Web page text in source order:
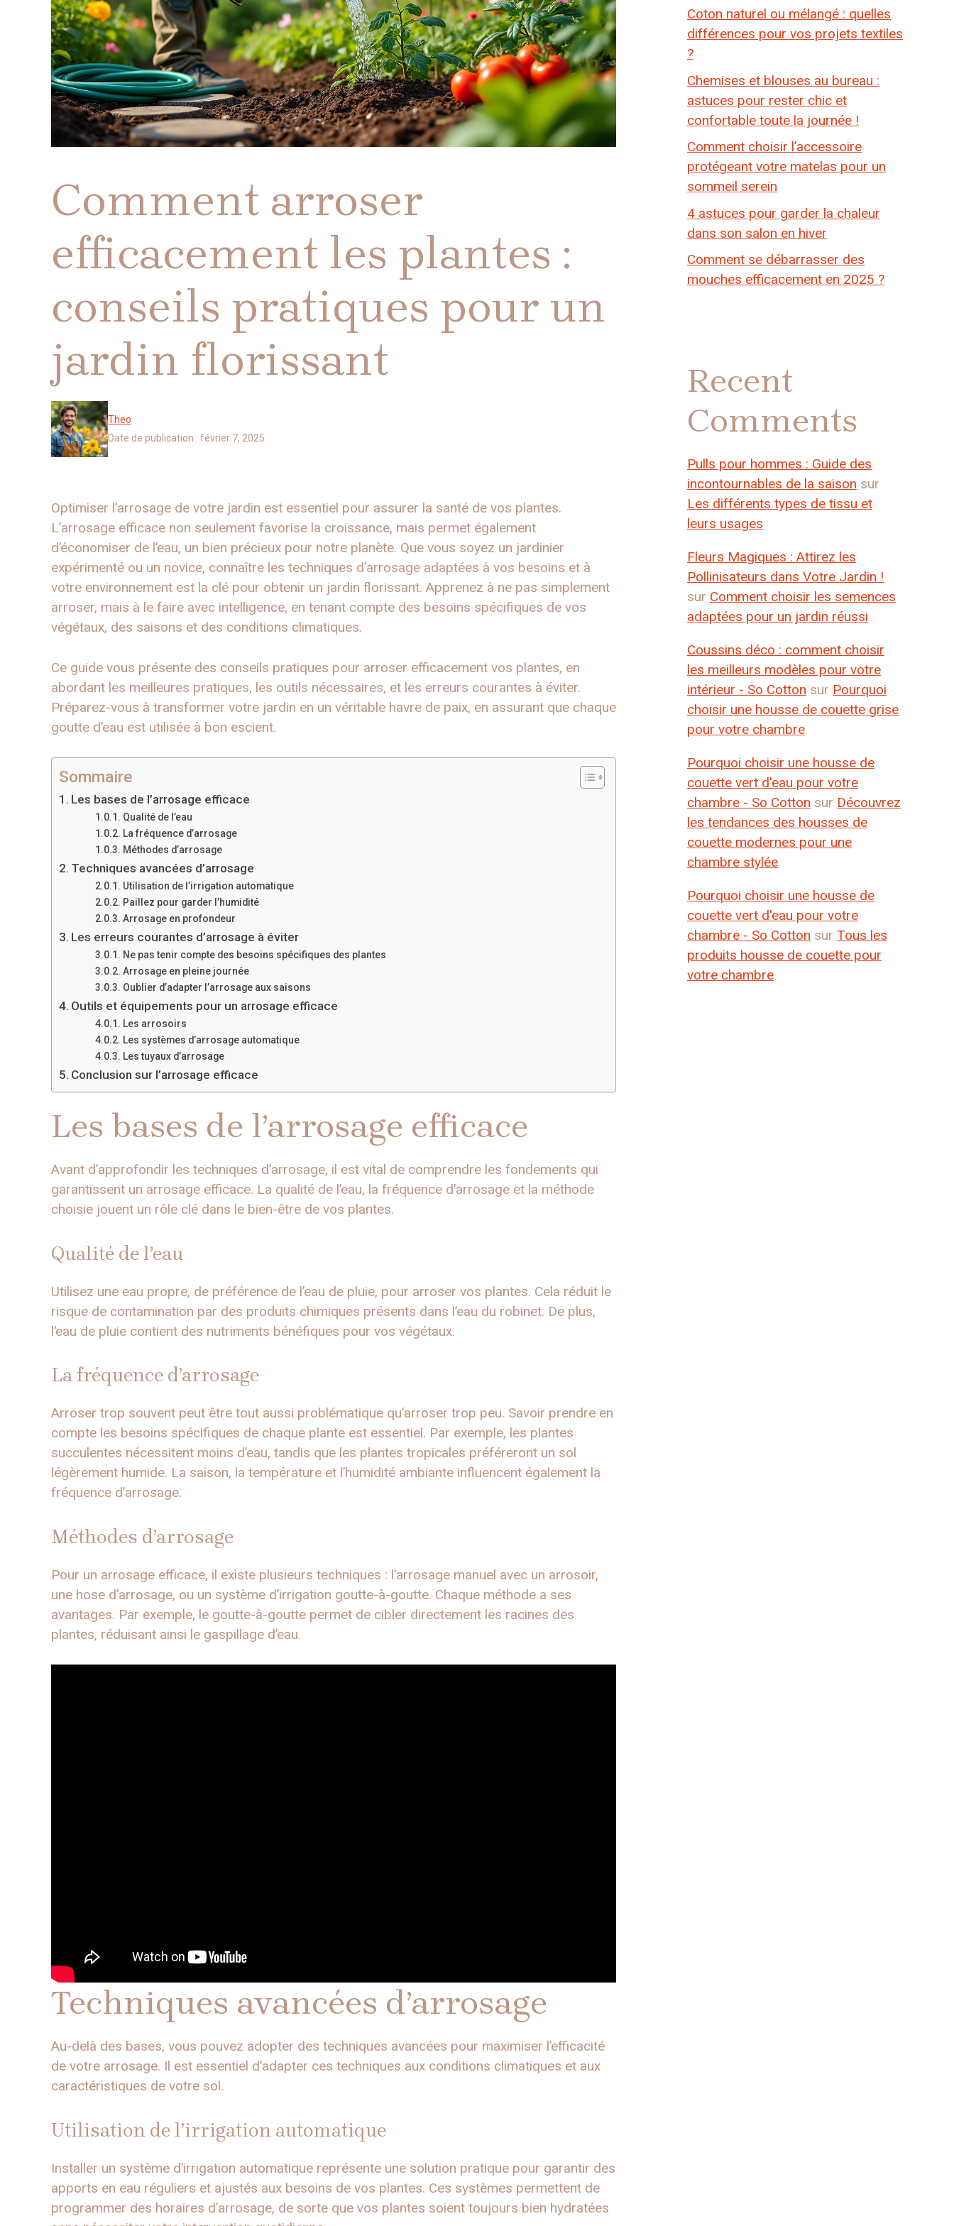
Comment arroser
efficacement les plantes :
conseils pratiques pour un
jardin florissant
Theo
Date de publication : février 7, 2025
Optimiser l’arrosage de votre jardin est essentiel pour assurer la santé de vos plantes.
L’arrosage efficace non seulement favorise la croissance, mais permet également
d’économiser de l’eau, un bien précieux pour notre planète. Que vous soyez un jardinier
expérimenté ou un novice, connaître les techniques d’arrosage adaptées à vos besoins et à
votre environnement est la clé pour obtenir un jardin florissant. Apprenez à ne pas simplement
arroser, mais à le faire avec intelligence, en tenant compte des besoins spécifiques de vos
végétaux, des saisons et des conditions climatiques.
Ce guide vous présente des conseils pratiques pour arroser efficacement vos plantes, en
abordant les meilleures pratiques, les outils nécessaires, et les erreurs courantes à éviter.
Préparez-vous à transformer votre jardin en un véritable havre de paix, en assurant que chaque
goutte d’eau est utilisée à bon escient.
Sommaire
Les bases de l’arrosage efficace
Qualité de l’eau
La fréquence d’arrosage
Méthodes d’arrosage
Techniques avancées d’arrosage
Utilisation de l’irrigation automatique
Paillez pour garder l’humidité
Arrosage en profondeur
Les erreurs courantes d’arrosage à éviter
Ne pas tenir compte des besoins spécifiques des plantes
Arrosage en pleine journée
Oublier d’adapter l’arrosage aux saisons
Outils et équipements pour un arrosage efficace
Les arrosoirs
Les systèmes d’arrosage automatique
Les tuyaux d’arrosage
Conclusion sur l’arrosage efficace
Les bases de l’arrosage efficace
Avant d’approfondir les techniques d’arrosage, il est vital de comprendre les fondements qui
garantissent un arrosage efficace. La qualité de l’eau, la fréquence d’arrosage et la méthode
choisie jouent un rôle clé dans le bien-être de vos plantes.
Qualité de l’eau
Utilisez une eau propre, de préférence de l’eau de pluie, pour arroser vos plantes. Cela réduit le
risque de contamination par des produits chimiques présents dans l’eau du robinet. De plus,
l’eau de pluie contient des nutriments bénéfiques pour vos végétaux.
La fréquence d’arrosage
Arroser trop souvent peut être tout aussi problématique qu’arroser trop peu. Savoir prendre en
compte les besoins spécifiques de chaque plante est essentiel. Par exemple, les plantes
succulentes nécessitent moins d’eau, tandis que les plantes tropicales préféreront un sol
légèrement humide. La saison, la température et l’humidité ambiante influencent également la
fréquence d’arrosage.
Méthodes d’arrosage
Pour un arrosage efficace, il existe plusieurs techniques : l’arrosage manuel avec un arrosoir,
une hose d’arrosage, ou un système d’irrigation goutte-à-goutte. Chaque méthode a ses
avantages. Par exemple, le goutte-à-goutte permet de cibler directement les racines des
plantes, réduisant ainsi le gaspillage d’eau.
Techniques avancées d’arrosage
Au-delà des bases, vous pouvez adopter des techniques avancées pour maximiser l’efficacité
de votre arrosage. Il est essentiel d’adapter ces techniques aux conditions climatiques et aux
caractéristiques de votre sol.
Utilisation de l’irrigation automatique
Installer un système d’irrigation automatique représente une solution pratique pour garantir des
apports en eau réguliers et ajustés aux besoins de vos plantes. Ces systèmes permettent de
programmer des horaires d’arrosage, de sorte que vos plantes soient toujours bien hydratées
Coton naturel ou mélangé : quelles
différences pour vos projets textiles
?
Chemises et blouses au bureau :
astuces pour rester chic et
confortable toute la journée !
Comment choisir l’accessoire
protégeant votre matelas pour un
sommeil serein
4 astuces pour garder la chaleur
dans son salon en hiver
Comment se débarrasser des
mouches efficacement en 2025 ?
Recent
Comments
Pulls pour hommes : Guide des
incontournables de la saison sur
Les différents types de tissu et
leurs usages
Fleurs Magiques : Attirez les
Pollinisateurs dans Votre Jardin !
sur Comment choisir les semences
adaptées pour un jardin réussi
Coussins déco : comment choisir
les meilleurs modèles pour votre
intérieur - So Cotton sur Pourquoi
choisir une housse de couette grise
pour votre chambre
Pourquoi choisir une housse de
couette vert d'eau pour votre
chambre - So Cotton sur Découvrez
les tendances des housses de
couette modernes pour une
chambre stylée
Pourquoi choisir une housse de
couette vert d'eau pour votre
chambre - So Cotton sur Tous les
produits housse de couette pour
votre chambre